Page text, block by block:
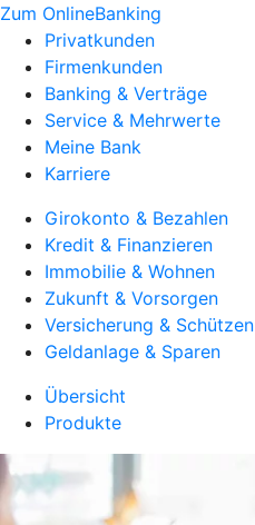
Zum OnlineBanking
Privatkunden
Firmenkunden
Banking & Verträge
Service & Mehrwerte
Meine Bank
Karriere
Girokonto & Bezahlen
Kredit & Finanzieren
Immobilie & Wohnen
Zukunft & Vorsorgen
Versicherung & Schützen
Geldanlage & Sparen
Übersicht
Produkte